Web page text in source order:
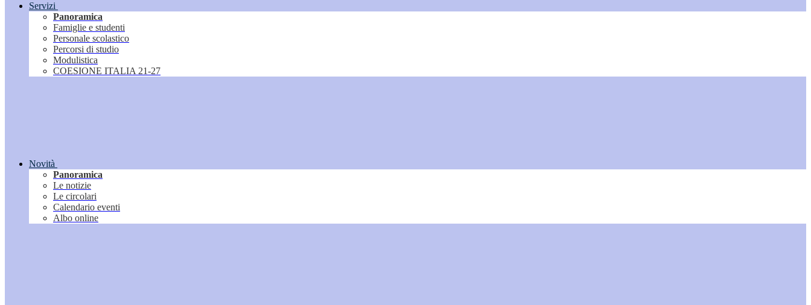
Servizi
Panoramica
Famiglie e studenti
Personale scolastico
Percorsi di studio
Modulistica
COESIONE ITALIA 21-27
Novità
Panoramica
Le notizie
Le circolari
Calendario eventi
Albo online